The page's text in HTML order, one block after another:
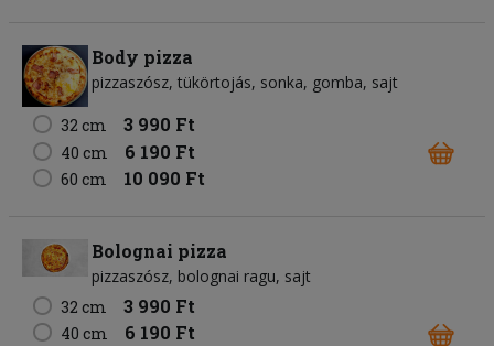
Body pizza
pizzaszósz tükörtojás sonka gomba sajt
32 cm 3 990 Ft
40 cm 6 190 Ft
60 cm 10 090 Ft
Bolognai pizza
pizzaszósz bolognai ragu sajt
32 cm
3 990 Ft
40 cm 6 190 Ft